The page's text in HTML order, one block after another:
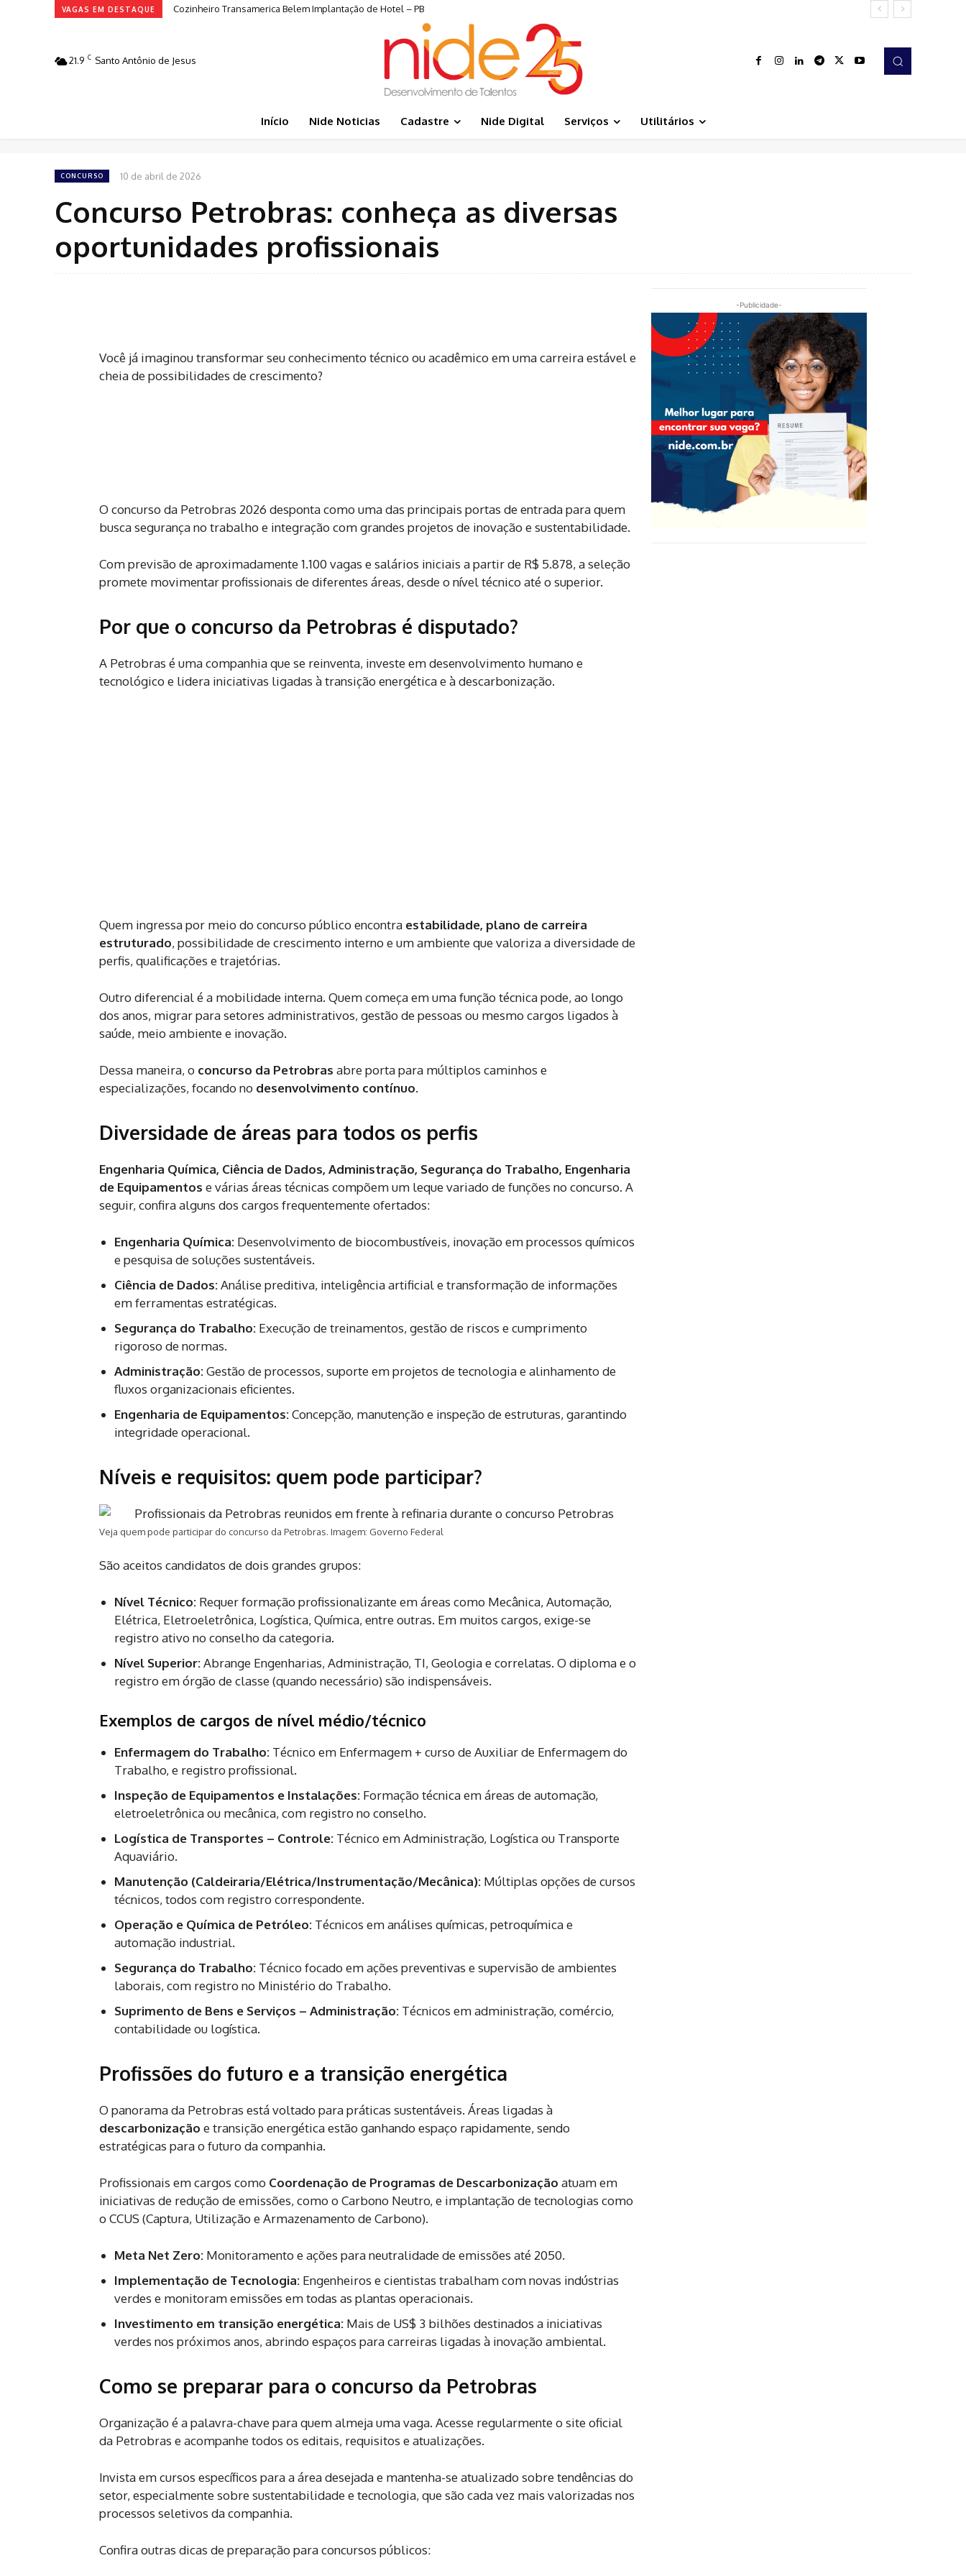
VAGAS EM DESTAQUE Cozinheiro Transamerica Belem Implantação de Hotel – PB
21.9 C Santo Antônio de Jesus
Início Nide Noticias Cadastre Nide Digital Serviços Utilitários
CONCURSO 10 de abril de 2026
Concurso Petrobras: conheça as diversas
oportunidades profissionais
Você já imaginou transformar seu conhecimento técnico ou acadêmico em uma carreira estável e
cheia de possibilidades de crescimento?
O concurso da Petrobras 2026 desponta como uma das principais portas de entrada para quem
busca segurança no trabalho e integração com grandes projetos de inovação e sustentabilidade.
Com previsão de aproximadamente 1.100 vagas e salários iniciais a partir de R$ 5.878, a seleção
promete movimentar profissionais de diferentes áreas, desde o nível técnico até o superior.
Por que o concurso da Petrobras é disputado?
A Petrobras é uma companhia que se reinventa, investe em desenvolvimento humano e
tecnológico e lidera iniciativas ligadas à transição energética e à descarbonização.
Quem ingressa por meio do concurso público encontra estabilidade, plano de carreira
estruturado, possibilidade de crescimento interno e um ambiente que valoriza a diversidade de
perfis, qualificações e trajetórias.
Outro diferencial é a mobilidade interna. Quem começa em uma função técnica pode, ao longo
dos anos, migrar para setores administrativos, gestão de pessoas ou mesmo cargos ligados à
saúde, meio ambiente e inovação.
Dessa maneira, o concurso da Petrobras abre porta para múltiplos caminhos e
especializações, focando no desenvolvimento contínuo.
Diversidade de áreas para todos os perfis
Engenharia Química, Ciência de Dados, Administração, Segurança do Trabalho, Engenharia
de Equipamentos e várias áreas técnicas compõem um leque variado de funções no concurso. A
seguir, confira alguns dos cargos frequentemente ofertados:
Engenharia Química: Desenvolvimento de biocombustíveis, inovação em processos químicos
e pesquisa de soluções sustentáveis.
Ciência de Dados:Análise preditiva, inteligência artificial e transformação de informações
em ferramentas estratégicas.
Segurança do Trabalho: Execução de treinamentos, gestão de riscos e cumprimento
rigoroso de normas.
Administração:Gestão de processos, suporte em projetos de tecnologia e alinhamento de
fluxos organizacionais eficientes.
Engenharia de Equipamentos:Concepção, manutenção e inspeção de estruturas, garantindo
integridade operacional.
Níveis e requisitos: quem pode participar?
Veja quem pode participar do concurso da Petrobras. Imagem: Governo Federal
São aceitos candidatos de dois grandes grupos:
Nível Técnico: Requer formação profissionalizante em áreas como Mecânica, Automação,
Elétrica, Eletroeletrônica, Logística, Química, entre outras. Em muitos cargos, exige-se
registro ativo no conselho da categoria.
Nível Superior:Abrange Engenharias, Administração, TI, Geologia e correlatas. O diploma e o
registro em órgão de classe (quando necessário) são indispensáveis.
Exemplos de cargos de nível médio/técnico
Enfermagem do Trabalho: Técnico em Enfermagem + curso de Auxiliar de Enfermagem do
Trabalho, e registro profissional.
Inspeção de Equipamentos e Instalações: Formação técnica em áreas de automação,
eletroeletrônica ou mecânica, com registro no conselho.
Logística de Transportes – Controle: Técnico em Administração, Logística ou Transporte
Aquaviário.
Manutenção (Caldeiraria/Elétrica/Instrumentação/Mecânica): Múltiplas opções de cursos
técnicos, todos com registro correspondente.
Operação e Química de Petróleo: Técnicos em análises químicas, petroquímica e
automação industrial.
Segurança do Trabalho: Técnico focado em ações preventivas e supervisão de ambientes
laborais, com registro no Ministério do Trabalho.
Suprimento de Bens e Serviços – Administração: Técnicos em administração, comércio,
contabilidade ou logística.
Profissões do futuro e a transição energética
O panorama da Petrobras está voltado para práticas sustentáveis. Áreas ligadas à
descarbonização e transição energética estão ganhando espaço rapidamente, sendo
estratégicas para o futuro da companhia.
Profissionais em cargos como Coordenação de Programas de Descarbonização atuam em
iniciativas de redução de emissões, como o Carbono Neutro, e implantação de tecnologias como
o CCUS (Captura, Utilização e Armazenamento de Carbono).
Meta Net Zero: Monitoramento e ações para neutralidade de emissões até 2050.
Implementação de Tecnologia: Engenheiros e cientistas trabalham com novas indústrias
verdes e monitoram emissões em todas as plantas operacionais.
Investimento em transição energética: Mais de US$ 3 bilhões destinados a iniciativas
verdes nos próximos anos, abrindo espaços para carreiras ligadas à inovação ambiental.
Como se preparar para o concurso da Petrobras
Organização é a palavra-chave para quem almeja uma vaga. Acesse regularmente o site oficial
da Petrobras e acompanhe todos os editais, requisitos e atualizações.
Invista em cursos específicos para a área desejada e mantenha-se atualizado sobre tendências do
setor, especialmente sobre sustentabilidade e tecnologia, que são cada vez mais valorizadas nos
processos seletivos da companhia.
Confira outras dicas de preparação para concursos públicos:
-Publicidade-